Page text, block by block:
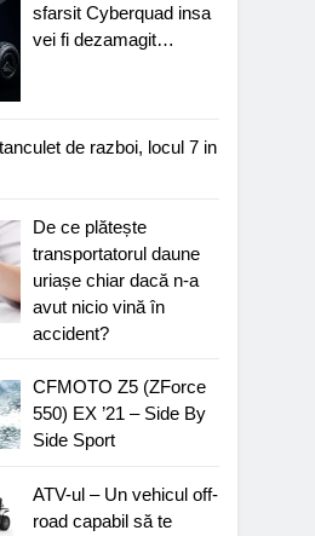
sfarsit Cyberquad insa
vei fi dezamagit…
de razboi, locul 7 in
De ce plătește
transportatorul daune
uriașe chiar dacă n-a
avut nicio vină în
accident?
CFMOTO Z5 (ZForce
550) EX ’21 – Side By
Side Sport
ATV-ul – Un vehicul off-
road capabil să te